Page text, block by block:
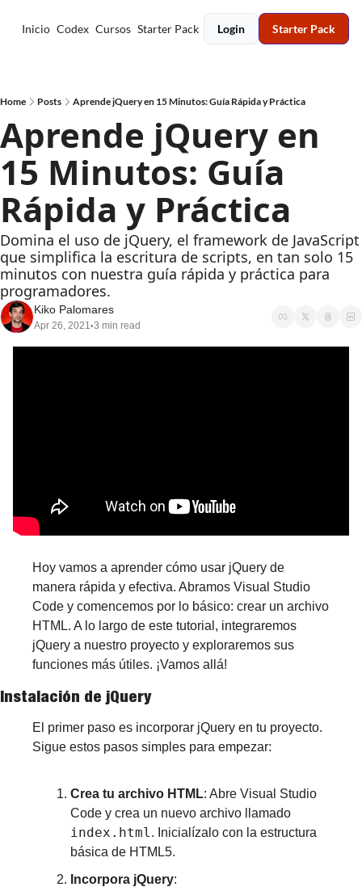
Inicio Codex Cursos Starter Pack Login Starter Pack
Home Posts Aprende jQuery en 15 Minutos: Guía Rápida y Práctica
Aprende jQuery en
15 Minutos: Guía
Rápida y Práctica
Domina el uso de jQuery, el framework de JavaScript
que simplifica la escritura de scripts, en tan solo 15
minutos con nuestra guía rápida y práctica para
programadores.
Kiko Palomares
Apr 26, 2021•3 min read
Hoy vamos a aprender cómo usar jQuery de
manera rápida y efectiva. Abramos Visual Studio
Code y comencemos por lo básico: crear un archivo
HTML. A lo largo de este tutorial, integraremos
jQuery a nuestro proyecto y exploraremos sus
funciones más útiles. ¡Vamos allá!
Instalación de jQuery
El primer paso es incorporar jQuery en tu proyecto.
Sigue estos pasos simples para empezar:
Crea tu archivo HTML: Abre Visual Studio
index.html. Inicialízalo con la estructura
básica de HTML5.
Incorpora jQuery: